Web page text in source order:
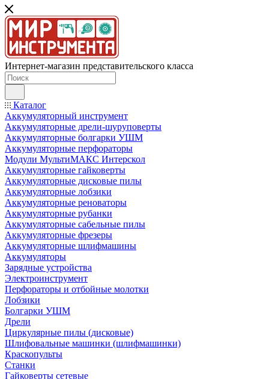
Интернет-магазин представительского класса
Каталог
Аккумуляторный инструмент
Аккумуляторные дрели-шуруповерты
Аккумуляторные болгарки УШМ
Аккумуляторные перфораторы
Модули МультиМАКС Интерскол
Аккумуляторные гайковерты
Аккумуляторные дисковые пилы
Аккумуляторные лобзики
Аккумуляторные реноваторы
Аккумуляторные рубанки
Аккумуляторные сабельные пилы
Аккумуляторные фрезеры
Аккумуляторные шлифмашины
Аккумуляторы
Зарядные устройства
Электроинструмент
Перфораторы и отбойные молотки
Лобзики
Болгарки УШМ
Дрели
Циркулярные пилы (дисковые)
Шлифовальные машинки (шлифмашинки)
Краскопульты
Станки
Гайковерты сетевые